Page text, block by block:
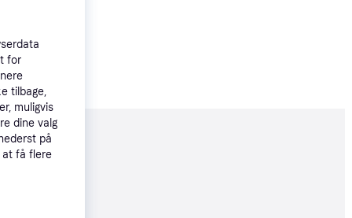
for
tilbage,
muligvis
dine valg
på
at få flere